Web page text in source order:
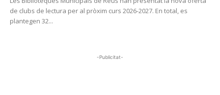
de clubs de lectura per al pròxim curs 2026-2027. En total, es
plantegen 32...
-Publicitat-